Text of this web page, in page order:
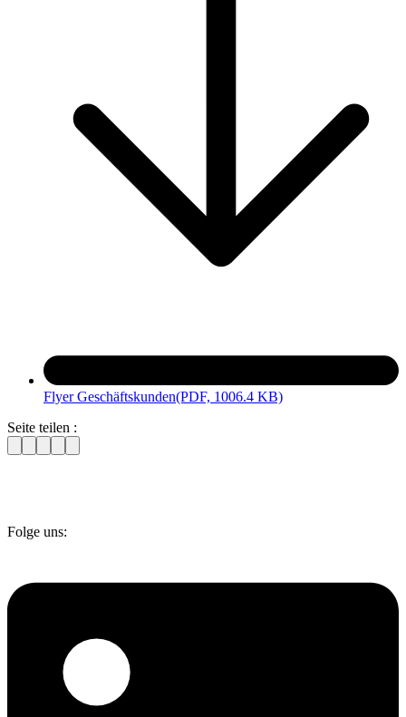
Flyer Geschäftskunden(PDF, 1006.4 KB)
Seite teilen :
Folge uns: